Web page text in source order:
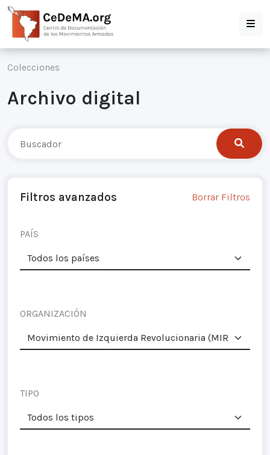
Colecciones
Archivo digital
Filtros avanzados Borrar Filtros
PAÍS
ORGANIZACIÓN
TIPO